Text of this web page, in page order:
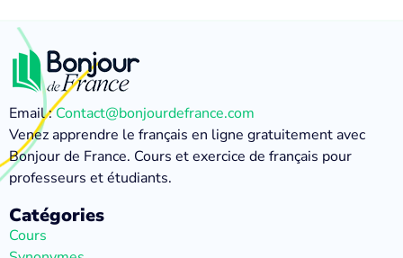
Email :Contact@bonjourdefrance.com
Venez apprendre le français en ligne gratuitement avec
Bonjour de France. Cours et exercice de français pour
professeurs et étudiants.
Catégories
Cours